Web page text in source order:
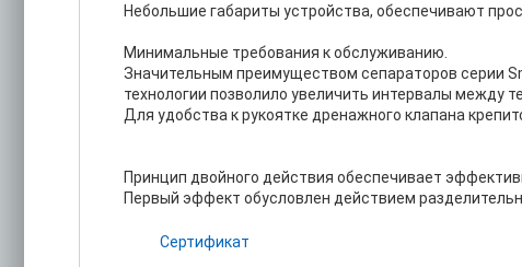
Небольшие габариты устройства, обеспечивают
Минимальные требования к обслуживанию.
Значительным преимуществом сепараторов серии
технологии позволило увеличить интервалы между
Для удобства к рукоятке дренажного клапана
Принцип двойного действия обеспечивает
Первый эффект обусловлен действием
Сертификат